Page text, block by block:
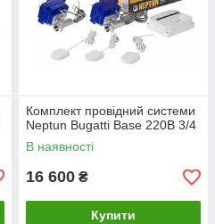
Комплект провідний системи
Neptun Bugatti Base 220B 3/4
В наявності
16 600 ₴
Купити